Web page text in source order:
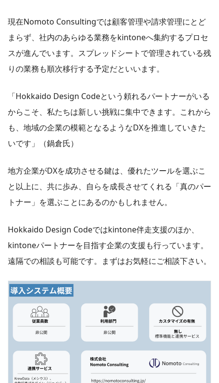
現在Nomoto Consultingでは顧客管理や請求管理にとど
まらず、社内のあらゆる業務をkintoneへ集約するプロセ
スが進んでいます。スプレッドシートで管理されている残
りの業務も順次移行する予定だといいます。
「Hokkaido Design Codeという頼れるパートナーがいる
からこそ、私たちは新しい挑戦に集中できます。これから
も、地域の企業の模範となるようなDXを推進していきた
いです」（鍋倉氏）
地方企業がDXを成功させる鍵は、優れたツールを選ぶこ
と以上に、共に歩み、自らを成長させてくれる「真のパー
トナー」を選ぶことにあるのかもしれません。
Hokkaido Design Codeではkintone伴走支援のほか、
kintoneパートナーを目指す企業の支援も行っています。
遠隔での相談も可能です。まずはお気軽にご相談下さい。